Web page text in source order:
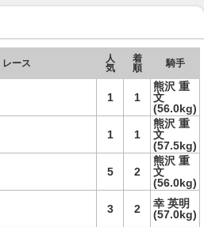
レース
人
気
着
順
騎手
1 1
熊沢 重
文
(56.0kg)
1 1
熊沢 重
文
(57.5kg)
5 2
熊沢 重
文
(56.0kg)
3 2
幸 英明
(57.0kg)